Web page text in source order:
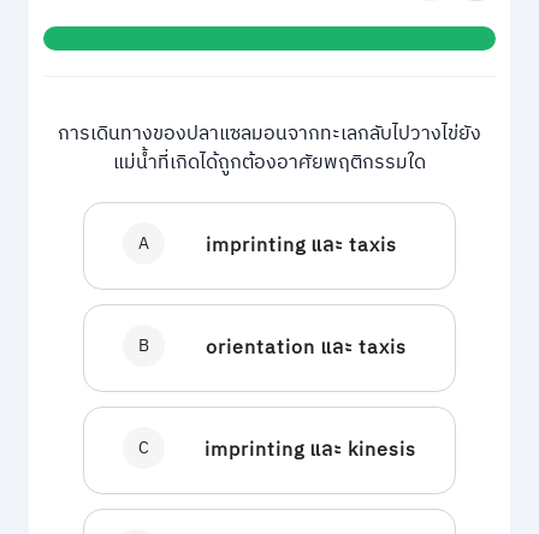
การเดินทางของปลาแซลมอนจากทะเลกลับไปวางไข่ยัง
แม่น้ำที่เกิดได้ถูกต้องอาศัยพฤติกรรมใด
A imprinting และ taxis
B orientation และ taxis
C imprinting และ kinesis